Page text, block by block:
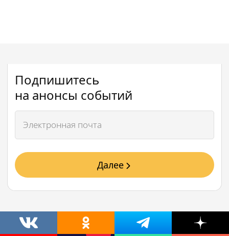
Подпишитесь
на анонсы событий
Далее